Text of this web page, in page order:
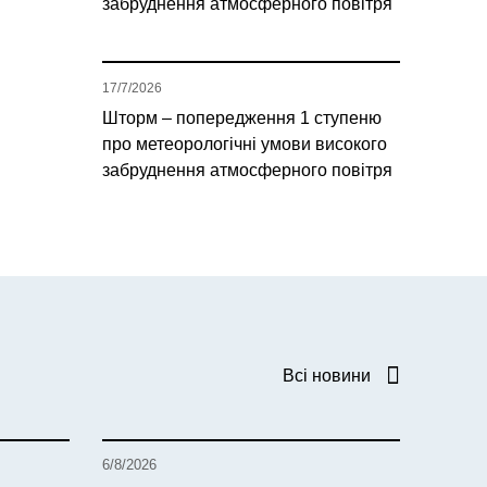
забруднення атмосферного повітря
Шторм – попередження 1 ступеню
про метеорологічні умови високого
забруднення атмосферного повітря
17/7/2026
Всі новини
6/8/2026